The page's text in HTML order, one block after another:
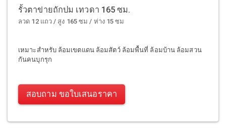
รั้วตาข่ายถักปม เทวดา 165 ซม.
ลวด 12 แถว / สูง 165 ซม / ห่าง 15 ซม
เหมาะสำหรับ ล้อมเขตแดน ล้อมสัตว์ ล้อมพื้นที่ ล้อมบ้าน ล้อมสวน
กันคนบุกรุก
สอบถาม ขอใบเสนอราคา